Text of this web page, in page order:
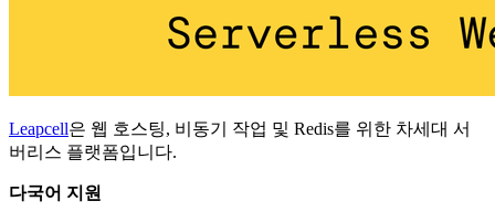
Leapcell은 웹 호스팅, 비동기 작업 및 Redis를 위한 차세대 서
버리스 플랫폼입니다.
다국어 지원